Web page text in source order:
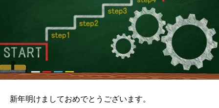
新年明けましておめでとうございます。